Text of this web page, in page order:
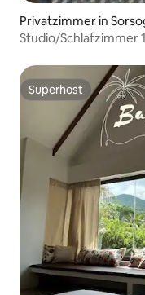
Privatzimmer in
Studio/Schlafzimmer 1
Superhost
Superhost